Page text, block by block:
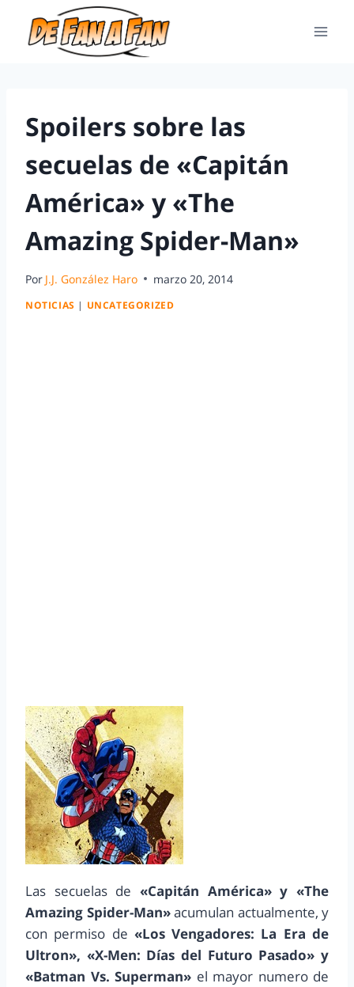
Spoilers sobre las
secuelas de «Capitán
América» y «The
Amazing Spider-Man»
Por J.J. González Haro marzo 20, 2014
NOTICIAS | UNCATEGORIZED
Las secuelas de «Capitán América» y «The
Amazing Spider-Man»acumulan actualmente, y
con permiso de «Los Vengadores: La Era de
Ultron», «X-Men: Días del Futuro Pasado» y
«Batman Vs. Superman» el mayor numero de